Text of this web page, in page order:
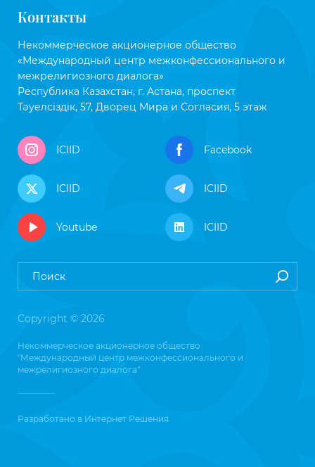
Контакты
Некоммерческое акционерное общество
«Международный центр межконфессионального и
межрелигиозного диалога»
Республика Казахстан, г. Астана, проспект
Тәуелсіздік, 57, Дворец Мира и Согласия, 5 этаж
ICIID Facebook
ICIID ICIID
Youtube ICIID
Copyright © 2026
Некоммерческое акционерное общество
"Международный центр межконфессионального и
межрелигиозного диалога"
Разработано в Интернет Решения